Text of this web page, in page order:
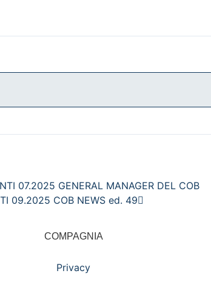
07.2025 GENERAL MANAGER DEL COB
09.2025 COB NEWS ed. 49
COMPAGNIA
Privacy